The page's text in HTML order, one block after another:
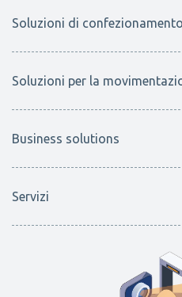
Soluzioni di
Soluzioni per la
Business solutions
Servizi